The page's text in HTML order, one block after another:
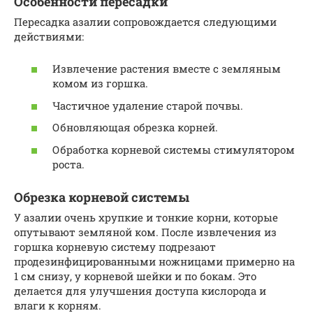
Пересадка азалии сопровождается следующими
действиями:
Извлечение растения вместе с земляным
комом из горшка.
Частичное удаление старой почвы.
Обновляющая обрезка корней.
Обработка корневой системы стимулятором
роста.
Обрезка корневой системы
У азалии очень хрупкие и тонкие корни, которые
опутывают земляной ком. После извлечения из
горшка корневую систему подрезают
продезинфицированными ножницами примерно на
1 см снизу, у корневой шейки и по бокам. Это
делается для улучшения доступа кислорода и
влаги к корням.